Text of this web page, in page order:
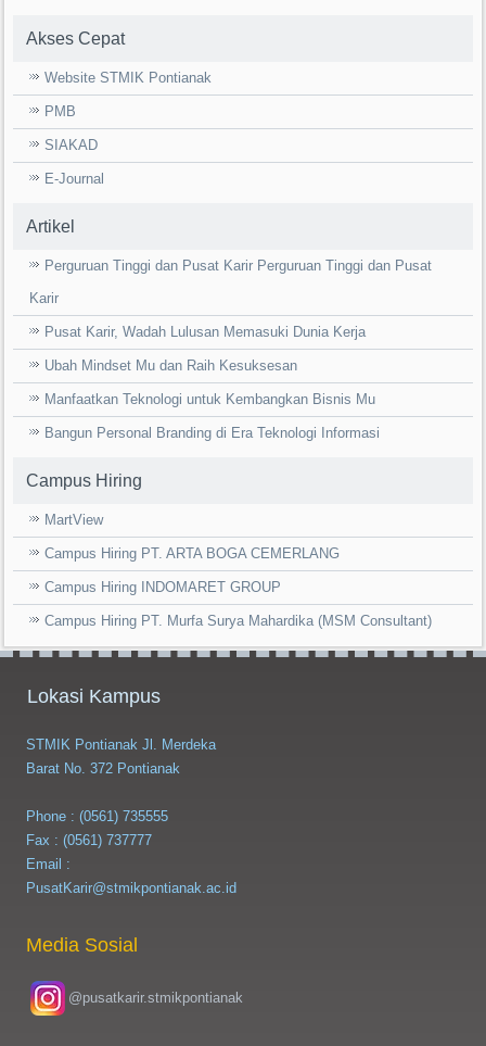
Akses Cepat
Website STMIK Pontianak
PMB
SIAKAD
E-Journal
Artikel
Perguruan Tinggi dan Pusat Karir Perguruan Tinggi dan Pusat
Karir
Pusat Karir, Wadah Lulusan Memasuki Dunia Kerja
Ubah Mindset Mu dan Raih Kesuksesan
Manfaatkan Teknologi untuk Kembangkan Bisnis Mu
Bangun Personal Branding di Era Teknologi Informasi
Campus Hiring
MartView
Campus Hiring PT. ARTA BOGA CEMERLANG
Campus Hiring INDOMARET GROUP
Campus Hiring PT. Murfa Surya Mahardika (MSM Consultant)
Lokasi Kampus
STMIK Pontianak Jl. Merdeka
Barat No. 372 Pontianak
Phone : (0561) 735555
Fax : (0561) 737777
Email :
PusatKarir@stmikpontianak.ac.id
Media Sosial
@pusatkarir.stmikpontianak